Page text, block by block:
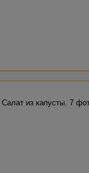
Салат из капусты. 7